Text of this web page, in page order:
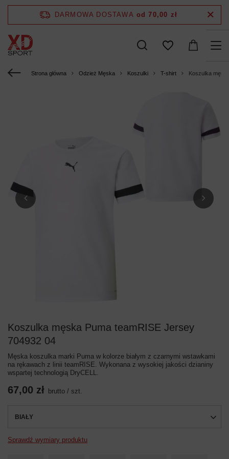
DARMOWA DOSTAWA od 70,00 zł
Strona główna Odzież Męska Koszulki T-shirt Koszulka
Koszulka męska Puma teamRISE Jersey
704932 04
Męska koszulka marki Puma w kolorze białym z czarnymi wstawkami
na rękawach z linii teamRISE. Wykonana z wysokiej jakości dzianiny
wspartej technologią DryCELL.
67,00 zł brutto / szt.
BIAŁY
Sprawdź wymiary produktu